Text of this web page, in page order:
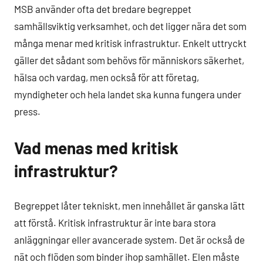
MSB använder ofta det bredare begreppet
samhällsviktig verksamhet, och det ligger nära det som
många menar med kritisk infrastruktur. Enkelt uttryckt
gäller det sådant som behövs för människors säkerhet,
hälsa och vardag, men också för att företag,
myndigheter och hela landet ska kunna fungera under
press.
Vad menas med kritisk
infrastruktur?
Begreppet låter tekniskt, men innehållet är ganska lätt
att förstå. Kritisk infrastruktur är inte bara stora
anläggningar eller avancerade system. Det är också de
nät och flöden som binder ihop samhället. Elen måste